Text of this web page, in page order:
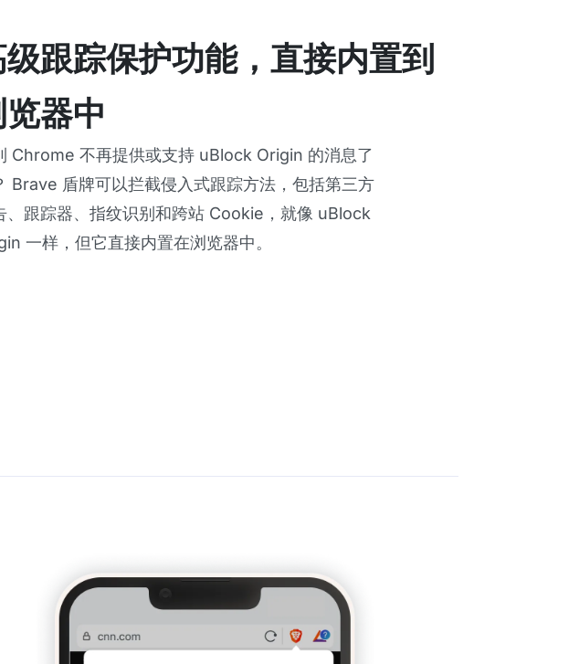
跟踪保护功能，直接内置到
器中
Chrome 不再提供或支持 uBlock Origin 的消息了
Brave 盾牌可以拦截侵入式跟踪方法，包括第三方
、跟踪器、指纹识别和跨站 Cookie，就像 uBlock
一样，但它直接内置在浏览器中。